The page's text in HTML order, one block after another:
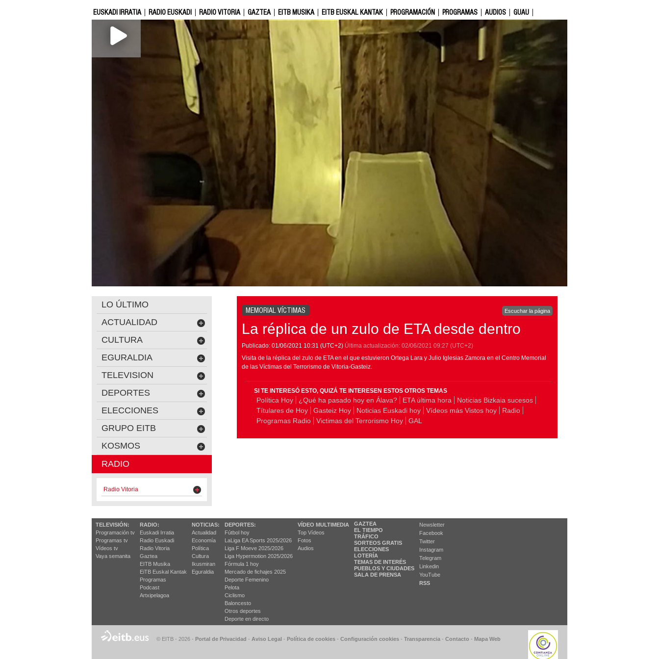
EUSKADI IRRATIA RADIO EUSKADI RADIO VITORIA GAZTEA EITB MUSIKA EITB EUSKAL KANTAK PROGRAMACIÓN PROGRAMAS AUDIOS GUAU
MEMORIAL VÍCTIMAS Escuchar la página
La réplica de un zulo de ETA desde dentro
Publicado: 01/06/2021 10:31 (UTC+2) Última actualización: 02/06/2021 09:27 (UTC+2)
Visita de la réplica del zulo de ETA en el que estuvieron Ortega Lara y Julio Iglesias Zamora en el Centro Memorial
de las Víctimas del Terrorismo de Vitoria-Gasteiz.
SI TE INTERESÓ ESTO, QUIZÁ TE INTERESEN ESTOS OTROS TEMAS
Política Hoy ¿Qué ha pasado hoy en Álava? ETA última hora
Noticias Bizkaia sucesos
Títulares de Hoy
Gasteiz Hoy Noticias Euskadi hoy Vídeos más Vistos hoy
Radio
Programas Radio
Victimas del Terrorismo Hoy GAL
LO ÚLTIMO
ACTUALIDAD
CULTURA
EGURALDIA
TELEVISION
DEPORTES
ELECCIONES
GRUPO EITB
KOSMOS
RADIO
Radio Vitoria
TELEVISIÓN:
Programación tv
Programas tv
Vídeos tv
Vaya semanita
RADIO:
Euskadi Irratia
Radio Euskadi
Radio Vitoria
Gaztea
EITB Musika
EiTB Euskal Kantak
Programas
Podcast
Artxipelagoa
NOTICIAS:
Actualidad
Economía
Política
Cultura
Ikusmiran
Eguraldia
DEPORTES:
Fútbol hoy
LaLiga EA Sports 2025/2026
Liga F Moeve 2025/2026
Liga Hypermotion 2025/2026
Fórmula 1 hoy
Mercado de fichajes 2025
Deporte Femenino
Pelota
Ciclismo
Baloncesto
Otros deportes
Deporte en directo
VÍDEO MULTIMEDIA
Top Vídeos
Fotos
Audios
GAZTEA
EL TIEMPO
TRÁFICO
SORTEOS GRATIS
ELECCIONES
LOTERÍA
TEMAS DE INTERÉS
PUEBLOS Y CIUDADES
SALA DE PRENSA
Newsletter
Facebook
Twitter
Instagram
Telegram
Linkedin
YouTube
RSS
© EITB - 2026 - Portal de Privacidad - Aviso Legal - Política de cookies - Configuración cookies - Transparencia - Contacto - Mapa Web